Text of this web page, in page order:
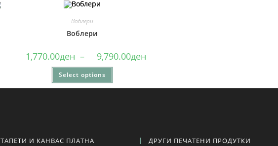
Воблери
Воблери
1,770.00ден – 9,790.00ден
Select options
ТАПЕТИ И КАНВАС ПЛАТНА ДРУГИ ПЕЧАТЕНИ ПРОДУТКИ